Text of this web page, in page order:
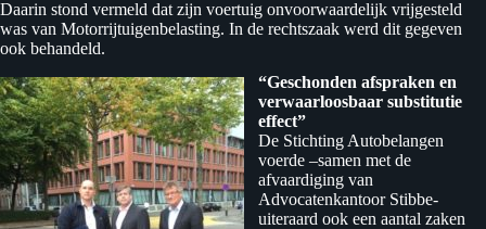
Daarin stond vermeld dat zijn voertuig onvoorwaardelijk vrijgesteld
was van Motorrijtuigenbelasting. In de rechtszaak werd dit gegeven
ook behandeld.
“Geschonden afspraken en
verwaarloosbaar substitutie
effect”
De Stichting Autobelangen
voerde –samen met de
afvaardiging van
Advocatenkantoor Stibbe-
uiteraard ook een aantal zaken